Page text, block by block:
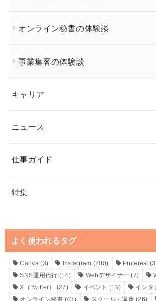
オンライン秘書の体験談
事業集客の体験談
キャリア
ニュース
仕事ガイド
特集
よく使われるタグ
Canva(3) Instagram (200) Pinterest
SNS運用代行 (14) Webデザイナー (7)
X（Twitter）
(27) イベント (19) インタ
オンライン秘書 (43) スクール・講座(26)